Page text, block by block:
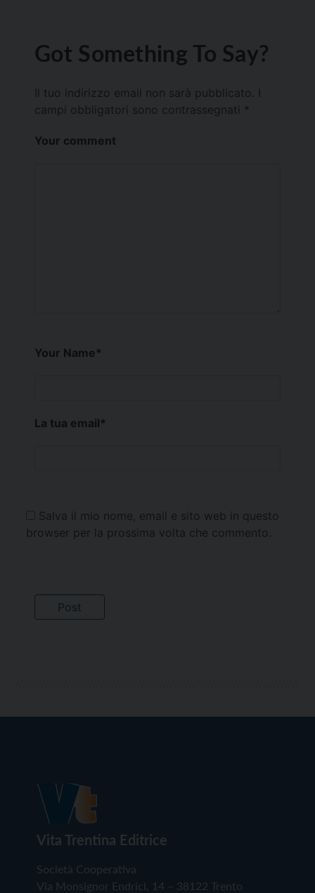
Got Something To Say?
Il tuo indirizzo email non sarà pubblicato.
campi obbligatori sono contrassegnati *
Your comment
Your Name*
La tua email*
Salva il mio nome, email e sito web in questo
browser per la prossima volta che commento.
Vita Trentina Editrice
Società Cooperativa
Via Monsignor Endrici, 14 – 38122 Trento